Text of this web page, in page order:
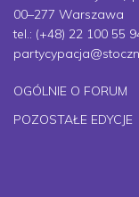
00–277 Warszawa
tel.: (+48) 22 100 55
OGÓLNIE O FORUM
POZOSTAŁE EDYCJE